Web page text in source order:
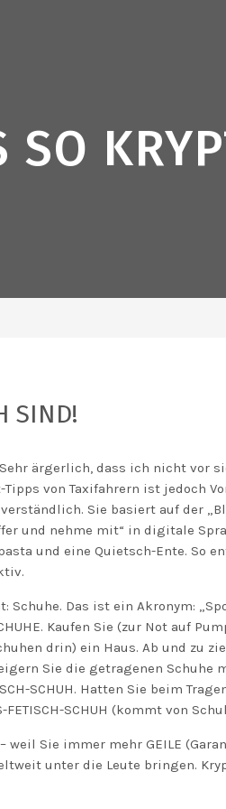
SO
SIND!
ärgerlich, dass ich nicht vor
von Taxifahrern ist jedoch
Sie basiert auf der
und nehme mit“ in digitale
und eine Quietsch-Ente. So
Das ist ein Akronym:
Kaufen Sie (zur Not auf
drin) ein Haus. Ab und zu
Sie die getragenen
SCHUH. Hatten Sie beim
SCHUH (kommt von
weil Sie immer mehr GEILE
unter die Leute bringen.